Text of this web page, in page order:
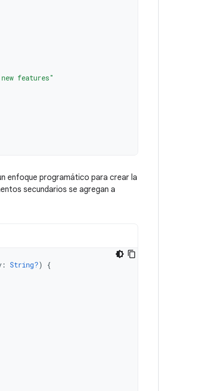
features"
enfoque programático para crear la
secundarios se agregan a
: String?)
{